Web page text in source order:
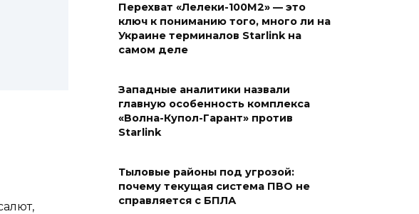
Перехват «Лелеки-100М2» — это
ключ к пониманию того, много ли на
Украине терминалов Starlink на
самом деле
Западные аналитики назвали
главную особенность комплекса
«Волна-Купол-Гарант» против
Starlink
Тыловые районы под угрозой:
почему текущая система ПВО не
справляется с БПЛА